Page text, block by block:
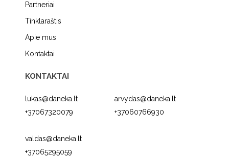
Partneriai
Tinklaraštis
Apie mus
Kontaktai
KONTAKTAI
lukas@daneka.lt
+37067320079
arvydas@daneka.lt
+37060766930
valdas@daneka.lt
+37065295059